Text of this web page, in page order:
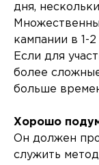
дня,
кампании в 1-
Если для
более
больше
Хорошо
Он должен
служить